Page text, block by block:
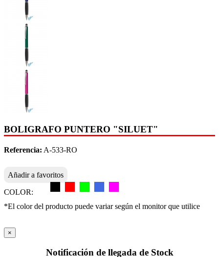
BOLIGRAFO PUNTERO "SILUET"
Referencia: A-533-RO
Añadir a favoritos
COLOR:
*El color del producto puede variar según el monitor que utilice
×
Notificación de llegada de Stock